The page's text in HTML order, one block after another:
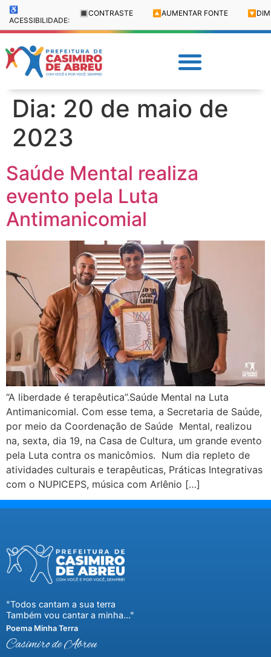
♿
ACESSIBILIDADE:
🔳 CONTRASTE 🔼 AUMENTAR FONTE 🔽
Dia: 20 de maio de
2023
Saúde Mental realiza
evento pela Luta
Antimanicomial
“A liberdade é terapêutica”.Saúde Mental na Luta
Antimanicomial. Com esse tema, a Secretaria de Saúde,
por meio da Coordenação de Saúde Mental, realizou
na, sexta, dia 19, na Casa de Cultura, um grande evento
pela Luta contra os manicômios. Num dia repleto de
atividades culturais e terapêuticas, Práticas Integrativas
com o NUPICEPS, música com Arlênio […]
"Todos cantam a sua terra
Também vou cantar a minha..."
Poema Minha Terra
Casimiro de Abreu